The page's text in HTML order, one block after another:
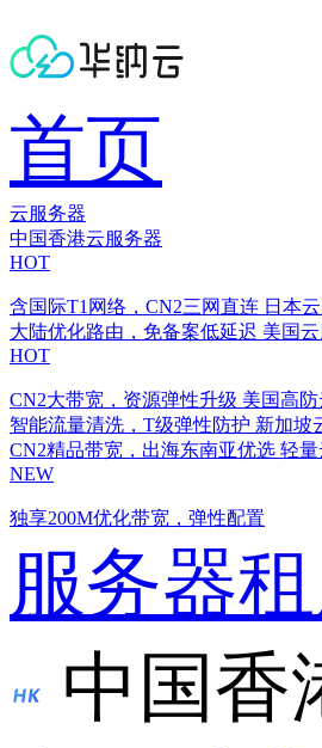
首页
云服务器
中国香港云服务器
HOT
含国际T1网络，CN2三网直连 日本
大陆优化路由，免备案低延迟 美国
HOT
CN2大带宽，资源弹性升级 美国高
智能流量清洗，T级弹性防护 新加坡
CN2精品带宽，出海东南亚优选 轻量
NEW
独享200M优化带宽，弹性配置
服务器
中国香